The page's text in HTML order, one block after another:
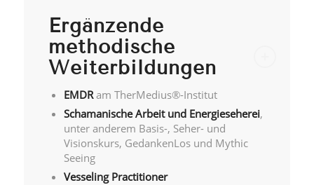
Ergänzende
methodische
Weiterbildungen
EMDRam TherMedius®-Institut
Schamanische Arbeit und Energieseherei,
unter anderem Basis-, Seher- und
Visionskurs, GedankenLos und Mythic
Seeing
Vesseling Practitioner